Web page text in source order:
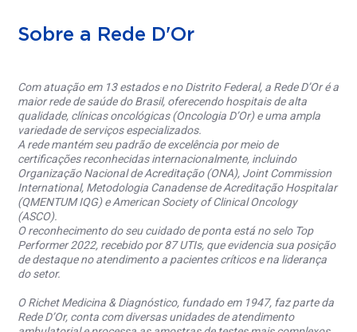
Sobre a Rede D'Or
Com atuação em 13 estados e no Distrito Federal, a Rede D’Or é a
maior rede de saúde do Brasil, oferecendo hospitais de alta
qualidade, clínicas oncológicas (Oncologia D’Or) e uma ampla
variedade de serviços especializados.
A rede mantém seu padrão de excelência por meio de
certificações reconhecidas internacionalmente, incluindo
Organização Nacional de Acreditação (ONA), Joint Commission
International, Metodologia Canadense de Acreditação Hospitalar
(QMENTUM IQG) e American Society of Clinical Oncology
(ASCO).
O reconhecimento do seu cuidado de ponta está no selo Top
Performer 2022, recebido por 87 UTIs, que evidencia sua posição
de destaque no atendimento a pacientes críticos e na liderança
do setor.
O Richet Medicina & Diagnóstico, fundado em 1947, faz parte da
Rede D’Or, conta com diversas unidades de atendimento